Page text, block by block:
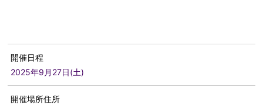
開催日程
2025年9月27日(土)
開催場所住所